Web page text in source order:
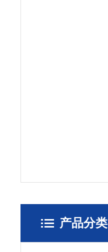
产品分类